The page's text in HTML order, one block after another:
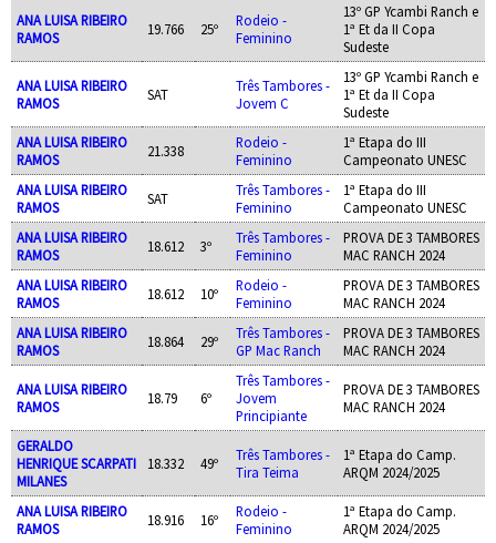
ANA LUISA RIBEIRO
RAMOS
19.766 25º
Rodeio -
Feminino
13º GP Ycambi Ranch e
1ª Et da II Copa
Sudeste
ANA LUISA RIBEIRO
RAMOS
SAT
Três Tambores -
Jovem C
13º GP Ycambi Ranch e
1ª Et da II Copa
Sudeste
ANA LUISA RIBEIRO
RAMOS
21.338
Rodeio -
Feminino
1ª Etapa do III
Campeonato UNESC
ANA LUISA RIBEIRO
RAMOS
SAT
Três Tambores -
Feminino
1ª Etapa do III
Campeonato UNESC
ANA LUISA RIBEIRO
RAMOS
18.612 3º
Três Tambores -
Feminino
PROVA DE 3 TAMBORES
MAC RANCH 2024
ANA LUISA RIBEIRO
RAMOS
18.612 10º
Rodeio -
Feminino
PROVA DE 3 TAMBORES
MAC RANCH 2024
ANA LUISA RIBEIRO
RAMOS
18.864 29º
Três Tambores -
GP Mac Ranch
PROVA DE 3 TAMBORES
MAC RANCH 2024
ANA LUISA RIBEIRO
RAMOS
18.79 6º
Três Tambores -
Jovem
Principiante
PROVA DE 3 TAMBORES
MAC RANCH 2024
GERALDO
HENRIQUE SCARPATI
MILANES
18.332 49º
Três Tambores -
Tira Teima
1ª Etapa do Camp.
ARQM 2024/2025
ANA LUISA RIBEIRO
RAMOS
18.916 16º
Rodeio -
Feminino
1ª Etapa do Camp.
ARQM 2024/2025